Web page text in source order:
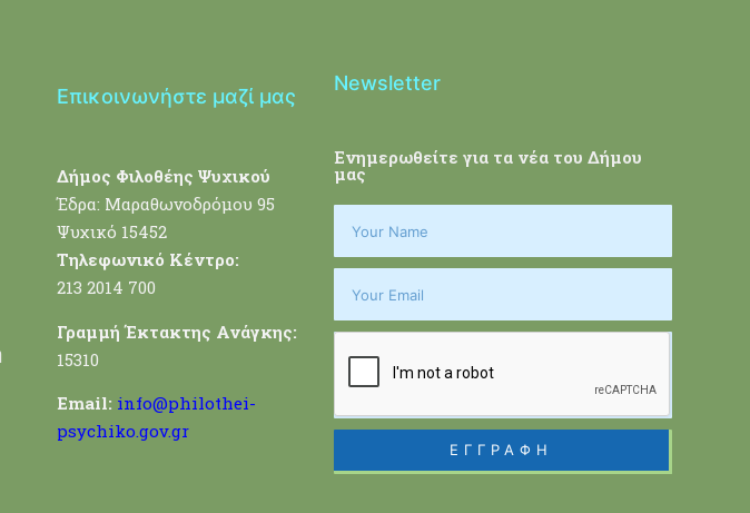
Επικοινωνήστε μαζί μας
Δήμος Φιλοθέης Ψυχικού
Έδρα: Μαραθωνοδρόμου 95
Ψυχικό 15452
Τηλεφωνικό Κέντρο:
213 2014 700
Γραμμή Έκτακτης Ανάγκης:
15310
Email: info@philothei-
psychiko.gov.gr
Newsletter
Ενημερωθείτε για τα νέα του Δήμου
μας
ΕΓΓΡΑΦΗ